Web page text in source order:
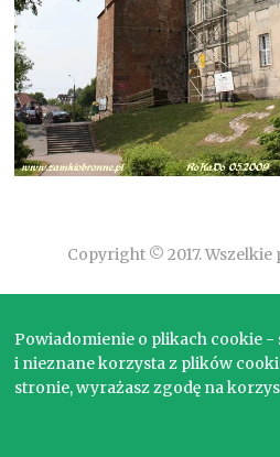
Copyright © 2017.
Powiadomienie o plikach cookie
i nieznane korzysta z plików
stronie, wyrażasz zgodę na